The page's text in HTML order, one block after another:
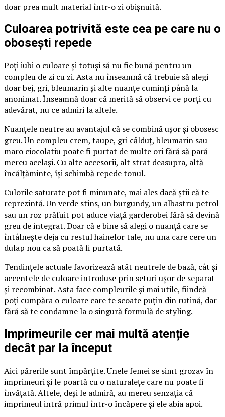
doar prea mult material într-o zi obișnuită.
Culoarea potrivită este cea pe care nu o
obosești repede
Poți iubi o culoare și totuși să nu fie bună pentru un
compleu de zi cu zi. Asta nu înseamnă că trebuie să alegi
doar bej, gri, bleumarin și alte nuanțe cuminți până la
anonimat. Înseamnă doar că merită să observi ce porți cu
adevărat, nu ce admiri la altele.
Nuanțele neutre au avantajul că se combină ușor și obosesc
greu. Un compleu crem, taupe, gri călduț, bleumarin sau
maro ciocolatiu poate fi purtat de multe ori fără să pară
mereu același. Cu alte accesorii, alt strat deasupra, altă
încălțăminte, își schimbă repede tonul.
Culorile saturate pot fi minunate, mai ales dacă știi că te
reprezintă. Un verde stins, un burgundy, un albastru petrol
sau un roz prăfuit pot aduce viață garderobei fără să devină
greu de integrat. Doar că e bine să alegi o nuanță care se
întâlnește deja cu restul hainelor tale, nu una care cere un
dulap nou ca să poată fi purtată.
Tendințele actuale favorizează atât neutrele de bază, cât și
accentele de culoare introduse prin seturi ușor de separat
și recombinat. Asta face compleurile și mai utile, fiindcă
poți cumpăra o culoare care te scoate puțin din rutină, dar
fără să te condamne la o singură formulă de styling.
Imprimeurile cer mai multă atenție
decât par la început
Aici părerile sunt împărțite. Unele femei se simt grozav în
imprimeuri și le poartă cu o naturalețe care nu poate fi
învățată. Altele, deși le admiră, au mereu senzația că
imprimeul intră primul într-o încăpere și ele abia apoi.